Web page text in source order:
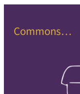
Commons…